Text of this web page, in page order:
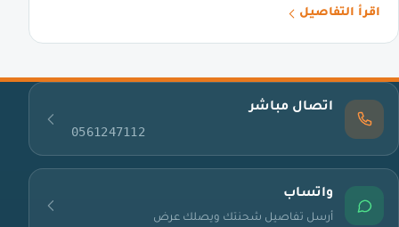
اقرأ التفاصيل
اتصال مباشر
0561247112
واتساب
أرسل تفاصيل شحنتك ويصلك عرض